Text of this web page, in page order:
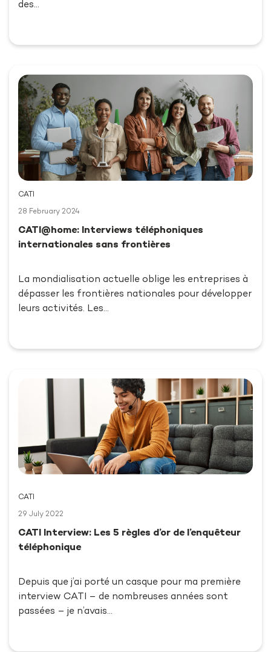
des…
CATI
28 February 2024
CATI@home: Interviews téléphoniques
internationales sans frontières
La mondialisation actuelle oblige les entreprises à
dépasser les frontières nationales pour développer
leurs activités. Les…
CATI
29 July 2022
CATI Interview: Les 5 règles d’or de l’enquêteur
téléphonique
Depuis que j’ai porté un casque pour ma première
interview CATI – de nombreuses années sont
passées – je n’avais…